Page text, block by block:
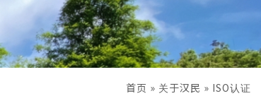
首页 » 关于汉民 » ISO认证